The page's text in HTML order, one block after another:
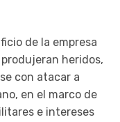
de la empresa
heridos,
con atacar a
en el marco de
e intereses